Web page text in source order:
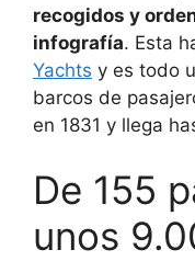
recogidos y
infografía. Esta
Yachts y es todo
barcos de
en 1831 y llega
De 155
unos